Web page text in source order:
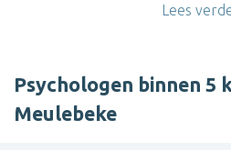
Lees
Psychologen binnen 5
Meulebeke